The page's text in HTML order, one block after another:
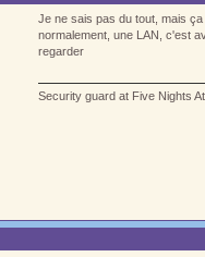
Je ne sais pas du tout, mais
normalement, une LAN, c'est
regarder
Security guard at Five Nights